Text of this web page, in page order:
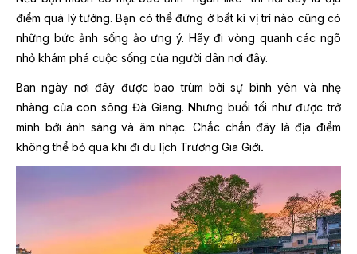
điểm quá lý tưởng. Bạn có thể đứng ở bất kì vị trí nào cũng có
những bức ảnh sống ảo ưng ý. Hãy đi vòng quanh các ngõ
nhỏ khám phá cuộc sống của người dân nơi đây.
Ban ngày nơi đây được bao trùm bởi sự bình yên và nhẹ
nhàng của con sông Đà Giang. Nhưng buổi tối như được trở
mình bởi ánh sáng và âm nhạc. Chắc chắn đây là địa điểm
không thể bỏ qua khi đi du lịch Trương Gia Giới.